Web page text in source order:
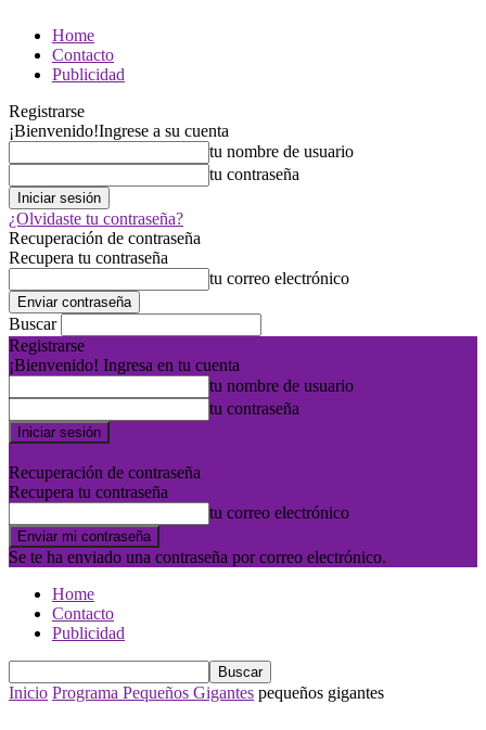
Home
Contacto
Publicidad
Registrarse
¡Bienvenido!Ingrese a su cuenta
tu nombre de usuario
tu contraseña
¿Olvidaste tu contraseña?
Recuperación de contraseña
Recupera tu contraseña
tu correo electrónico
Buscar
Registrarse
¡Bienvenido! Ingresa en tu cuenta
tu nombre de usuario
tu contraseña
Recuperación de contraseña
Recupera tu contraseña
tu correo electrónico
Se te ha enviado una contraseña por correo electrónico.
Home
Contacto
Publicidad
Inicio Programa Pequeños Gigantes pequeños gigantes